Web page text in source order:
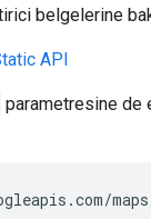
belgelerine
API
parametresine de